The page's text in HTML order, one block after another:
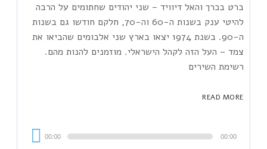
ברט בכרך והאל דיוויד – שני יהודים שחתומים על הרבה
להיטי ענק בשנות ה-60 וה-70, חלקם חודשו גם בשנות
ה-90. בשנת 1974 יצאו בארץ שני אלבומים שהביאו את
צמד – העל הזה לקהל הישראלי. מוזמנים להנות מהם.
רשימת השירים
READ MORE
00:00 00:00